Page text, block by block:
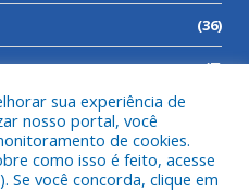
(36)
(7)
Municipal de Cumaru
sua experiência de
nosso portal, você
de cookies.
como isso é feito, acesse
). Se você concorda, clique em